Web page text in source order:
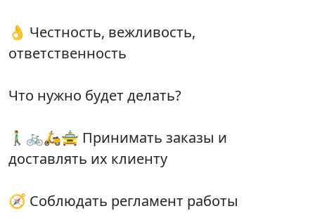
👌 Честность, вежливость,
ответственность
Что нужно будет делать?
🚶‍♂️🚲🛵🚖 Принимать заказы и
доставлять их клиенту
🧭 Соблюдать регламент работы